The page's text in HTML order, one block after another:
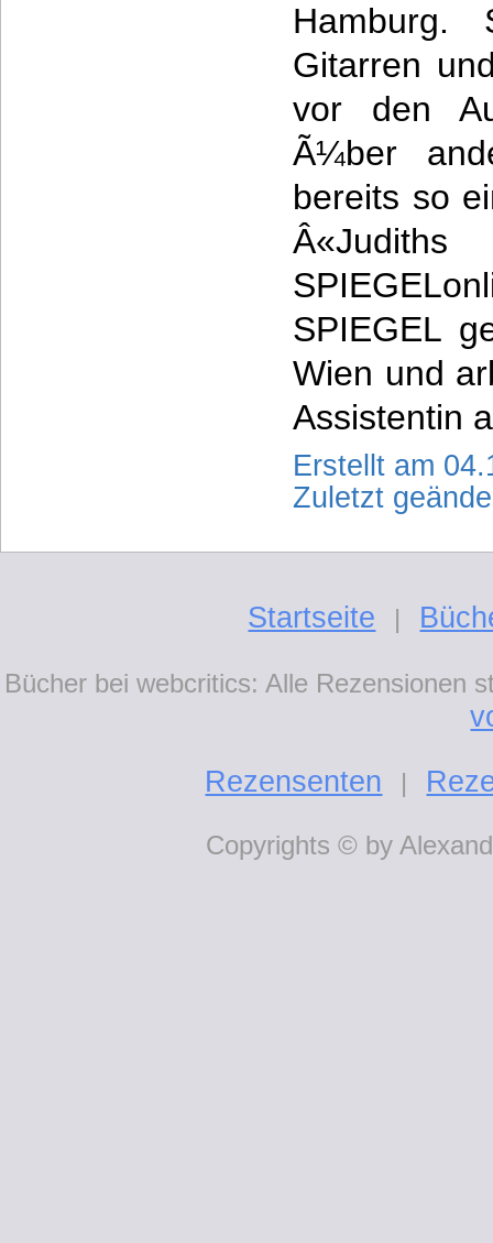
Gitarren
vor den
Ã¼ber
bereits so
SPIEGEL
Wien und
Assistentin
Erstellt am
Zuletzt
Startseite |
Bücher bei webcritics: Alle Rezensionen
Rezensenten
|
Copyrights © by